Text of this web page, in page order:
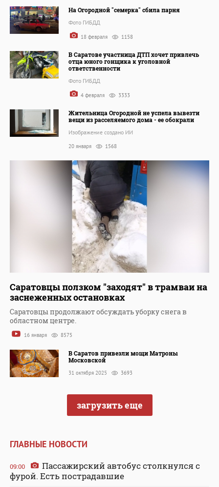
На Огородной "семерка" сбила парня
Фото ГИБДД
18 февраля 1158
В Саратове участница ДТП хочет привлечь
отца юного гонщика к уголовной
ответственности
Фото ГИБДД
4 февраля 3333
Жительница Огородной не успела вывезти
вещи из расселяемого дома - ее обокрали
Изображение создано ИИ
20 января 1568
Саратовцы ползком "заходят" в трамваи на
заснеженных остановках
Саратовцы продолжают обсуждать уборку снега в
областном центре.
16 января 8575
В Саратов привезли мощи Матроны
Московской
31 октября 2025 3693
загрузить еще
ГЛАВНЫЕ НОВОСТИ
09:00
Пассажирский автобус столкнулся с
фурой. Есть пострадавшие